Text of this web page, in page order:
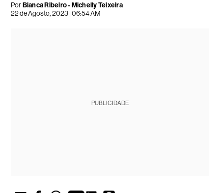
PorBianca Ribeiro -Michelly Teixeira
22 de Agosto, 2023 | 06:54 AM
PUBLICIDADE